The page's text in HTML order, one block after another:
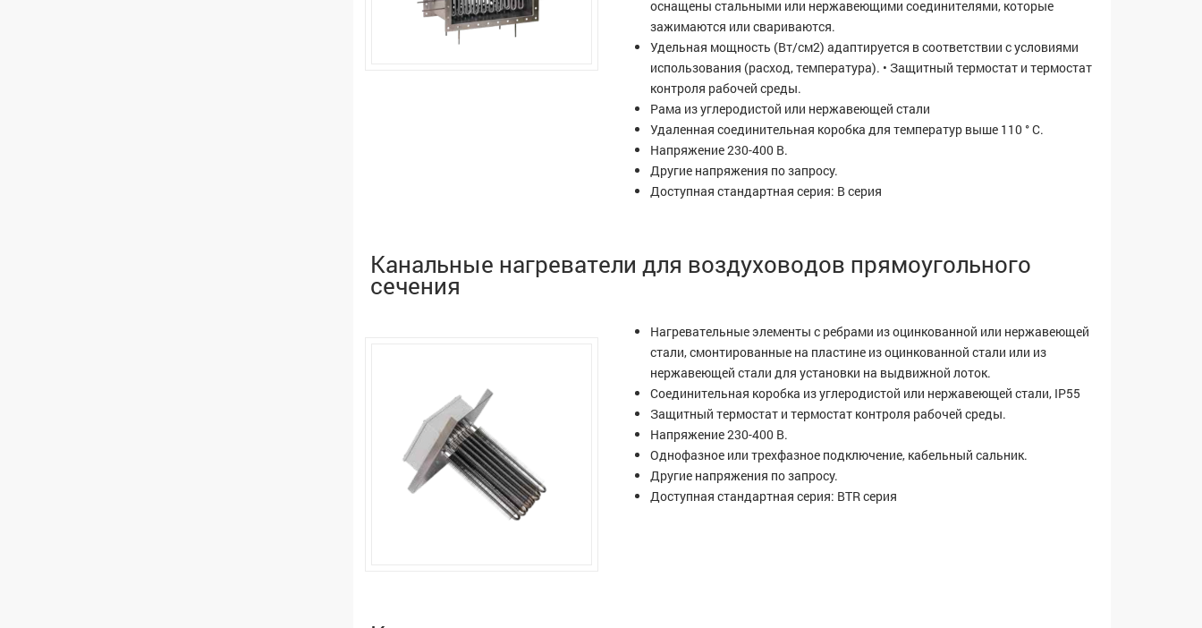
оснащены стальными или нержавеющими соединителями, которые
зажимаются или свариваются.
Удельная мощность (Вт/см2) адаптируется в соответствии с условиями
использования (расход, температура). • Защитный термостат и термостат
контроля рабочей среды.
Рама из углеродистой или нержавеющей стали
Удаленная соединительная коробка для температур выше 110 ° C.
Напряжение 230-400 В.
Другие напряжения по запросу.
Доступная стандартная серия: B серия
Канальные нагреватели для воздуховодов прямоугольного
сечения
Нагревательные элементы с ребрами из оцинкованной или нержавеющей
стали, смонтированные на пластине из оцинкованной стали или из
нержавеющей стали для установки на выдвижной лоток.
Соединительная коробка из углеродистой или нержавеющей стали, IP55
Защитный термостат и термостат контроля рабочей среды.
Напряжение 230-400 В.
Однофазное или трехфазное подключение, кабельный сальник.
Другие напряжения по запросу.
Доступная стандартная серия: BTR серия